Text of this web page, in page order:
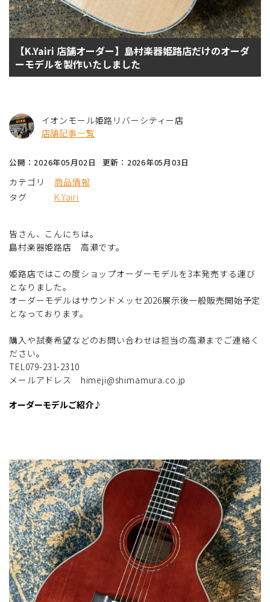
【K.Yairi 店舗オーダー】島村楽器姫路店だけのオーダ
ーモデルを製作いたしました
イオンモール姫路リバーシティー店
店舗記事一覧
公開：2026年05月02日 更新：2026年05月03日
カテゴリ
商品情報
タグ
K.Yairi
皆さん、こんにちは。
島村楽器姫路店 高瀬です。
姫路店ではこの度ショップオーダーモデルを3本発売する運び
となりました。
オーダーモデルはサウンドメッセ2026展示後一般販売開始予定
となっております。
購入や試奏希望などのお問い合わせは担当の高瀬までご連絡く
ださい。
TEL079-231-2310
メールアドレス himeji@shimamura.co.jp
オーダーモデルご紹介♪